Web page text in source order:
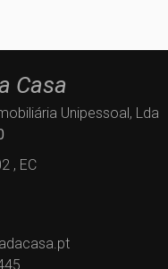
Casa
Unipessoal, Lda
, EC